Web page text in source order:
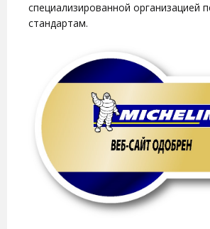
специализированной организацией
стандартам.